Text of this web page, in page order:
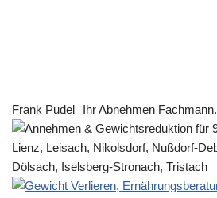
Frank Pudel Ihr Abnehmen Fachmann.